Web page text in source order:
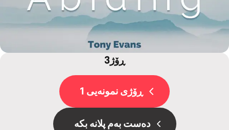
3ڕۆژ
ڕۆژی نمونەیی 1
دەست بەم پلانە بکە